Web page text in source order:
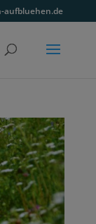
aufbluehen.de